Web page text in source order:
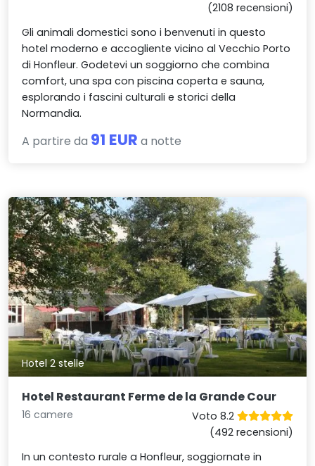
(2108 recensioni)
Gli animali domestici sono i benvenuti in questo
hotel moderno e accogliente vicino al Vecchio Porto
di Honfleur. Godetevi un soggiorno che combina
comfort, una spa con piscina coperta e sauna,
esplorando i fascini culturali e storici della
Normandia.
A partire da 91 EUR a notte
Hotel 2 stelle
Hotel Restaurant Ferme de la Grande Cour
16 camere
Voto 8.2
(492 recensioni)
In un contesto rurale a Honfleur, soggiornate in